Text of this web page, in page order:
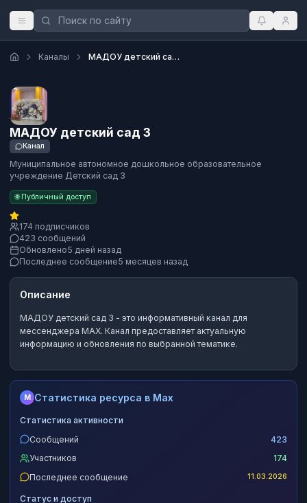
Каналы МАДОУ детский сад 3
МАДОУ детский сад 3
Канал
Муниципальное автономное дошкольное образовательное
учреждение Детский сад 3
🌐 Публичный доступ
174 подписчиков
423 сообщений
Обновлено5 дней назад
Последнее сообщение5 месяцев назад
Описание
МАДОУ детский сад 3 - это информативный канал для
мессенджера MAX. Канал предоставляет актуальную
информацию и обновления по выбранной тематике.
M Статистика ресурса в Max
Статистика активности
Сообщений
423
Участников
174
Последнее сообщение
11.03.2026
Статус и доступ